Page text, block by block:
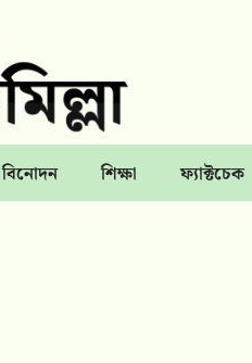
বিনোদন শিক্ষা ফ্যাক্টচেক